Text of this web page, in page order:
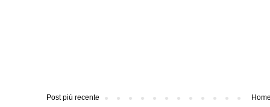
Post più recente